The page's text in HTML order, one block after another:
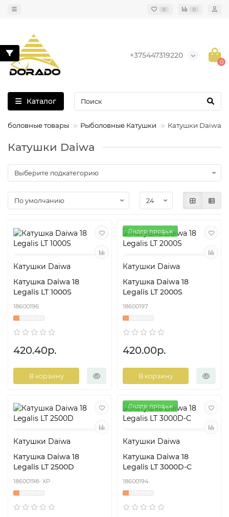
0 0
+375447319220
0
Каталог
товары Рыболовные Катушки Катушки Daiwa
Катушки Daiwa
Катушки Daiwa
Катушка Daiwa 18
Legalis LT 1000S
18600196
420.40р.
В корзину
Лидер продаж
Катушки Daiwa
Катушка Daiwa 18
Legalis LT 2000S
18600197
420.00р.
В корзину
Катушки Daiwa
Катушка Daiwa 18
Legalis LT 2500D
18600198- XP
Лидер продаж
Катушки Daiwa
Катушка Daiwa 18
Legalis LT 3000D-C
18600194